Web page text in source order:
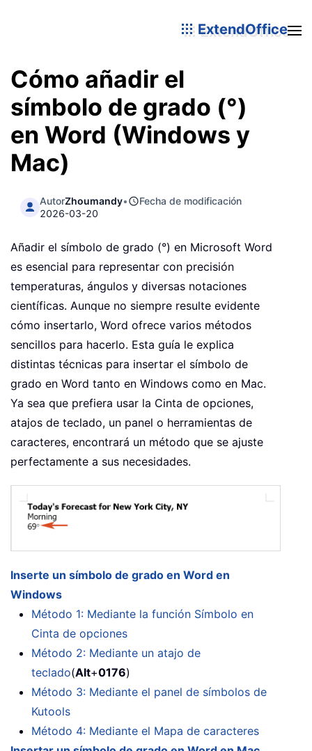
ExtendOffice
Cómo añadir el
símbolo de grado (°)
en Word (Windows y
Mac)
AutorZhoumandy•
Fecha de modificación
2026-03-20
Añadir el símbolo de grado (°) en Microsoft Word
es esencial para representar con precisión
temperaturas, ángulos y diversas notaciones
científicas. Aunque no siempre resulte evidente
cómo insertarlo, Word ofrece varios métodos
sencillos para hacerlo. Esta guía le explica
distintas técnicas para insertar el símbolo de
grado en Word tanto en Windows como en Mac.
Ya sea que prefiera usar la Cinta de opciones,
atajos de teclado, un panel o herramientas de
caracteres, encontrará un método que se ajuste
perfectamente a sus necesidades.
Inserte un símbolo de grado en Word en
Windows
Método 1: Mediante la función Símbolo en
Cinta de opciones
Método 2: Mediante un atajo de
teclado(Alt+0176)
Método 3: Mediante el panel de símbolos de
Kutools
Método 4: Mediante el Mapa de caracteres